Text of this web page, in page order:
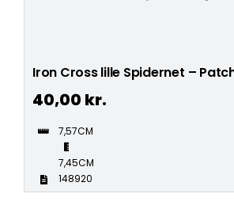
Iron Cross lille Spidernet –
40,00 kr.
7,57CM
7,45CM
148920